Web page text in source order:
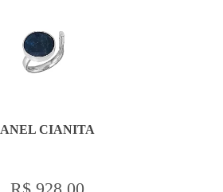
ANEL CIANITA